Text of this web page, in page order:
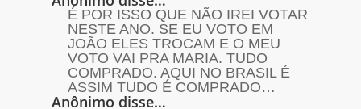
É POR ISSO QUE NÃO IREI VOTAR
NESTE ANO. SE EU VOTO EM
JOÃO ELES TROCAM E O MEU
VOTO VAI PRA MARIA. TUDO
COMPRADO. AQUI NO BRASIL É
ASSIM TUDO É COMPRADO…
Anônimo disse…